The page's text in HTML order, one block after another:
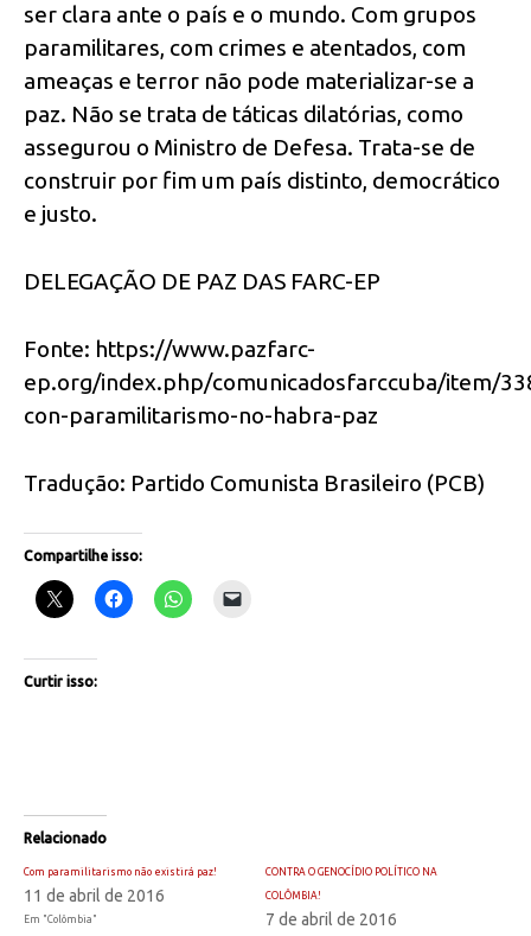
ser clara ante o país e o mundo. Com grupos
paramilitares, com crimes e atentados, com
ameaças e terror não pode materializar-se a
paz. Não se trata de táticas dilatórias, como
assegurou o Ministro de Defesa. Trata-se de
construir por fim um país distinto, democrático
e justo.
DELEGAÇÃO DE PAZ DAS FARC-EP
Fonte: https://www.pazfarc-
ep.org/index.php/comunicadosfarccuba/item/
con-paramilitarismo-no-habra-paz
Tradução: Partido Comunista Brasileiro (PCB)
Compartilhe isso:
Curtir isso:
Relacionado
Com paramilitarismo não existirá paz!
11 de abril de 2016
Em "Colômbia"
CONTRA O GENOCÍDIO POLÍTICO NA
COLÔMBIA!
7 de abril de 2016